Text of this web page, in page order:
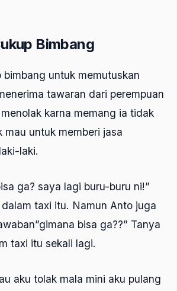
Bimbang
untuk memutuskan
tawaran dari perempuan
karna memang ia tidak
mau untuk memberi jasa
laki.
ga? saya lagi buru-buru ni!”
taxi itu. Namun Anto juga
bisa ga??” Tanya
taxi itu sekali lagi.
aku tolak mala mini aku pulang